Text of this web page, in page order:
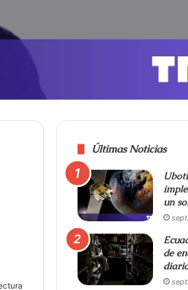
Últimas Noticias
un
de